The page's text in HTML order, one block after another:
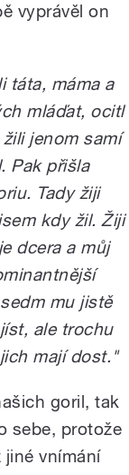
vyprávěl on
táta, máma a
mláďat, ocitl
jenom samí
Pak přišla
Tady žiji
kdy žil. Žiji
dcera a můj
mu jistě
ale trochu
mají dost."
goril, tak
sebe, protože
jiné vnímání